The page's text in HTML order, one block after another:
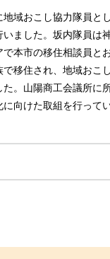
域おこし協力隊員と
ました。坂内隊員は
本市の移住相談員と
で移住され、地域おこ
。山陽商工会議所に
向けた取組を行って